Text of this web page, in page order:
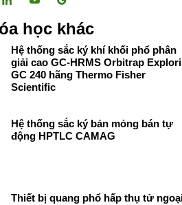
học khác
Hệ thống sắc ký khí khối phổ phân
giải cao GC-HRMS Orbitrap
GC 240 hãng Thermo Fisher
Scientific
Hệ thống sắc ký bản mỏng bán tự
động HPTLC CAMAG
Thiết bị quang phổ hấp thụ tử